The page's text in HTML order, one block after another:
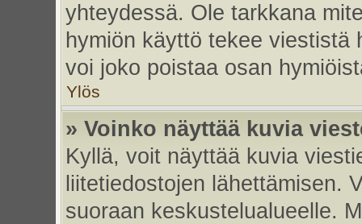
yhteydessä. Ole tarkkana
hymiön käyttö tekee viestistä
voi joko poistaa osan
Ylös
» Voinko näyttää kuvia
Kyllä, voit näyttää kuvia
liitetiedostojen lähettämisen.
suoraan keskustelualueelle.